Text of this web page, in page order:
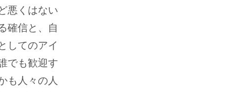
悪くはない
確信と、自
してのアイ
でも歓迎す
も人々の人